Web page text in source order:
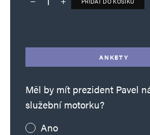
Deník TO – verze bez reklam množství
ANKETY
Měl by mít prezident Pavel
služební motorku?
Ano